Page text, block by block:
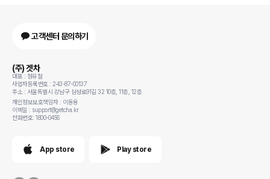
고객센터 문의하기
(주) 겟차
대표 : 정유철
사업자등록번호 : 243-87-00137
주소 : 서울특별시 강남구 삼성로91길 32 10층, 11층, 12층
개인정보보호책임자 : 이동용
이메일 : support@getcha.kr
전화번호: 1800-0456
App store Play store